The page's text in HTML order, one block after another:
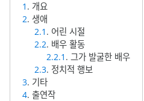
1 . 개요
2. 생애
2.1 . 어린 시절
2.2. 배우 활동
2.2.1 . 그가 발굴한 배우
2.3. 정치적 행보
3. 기타
4. 출연작